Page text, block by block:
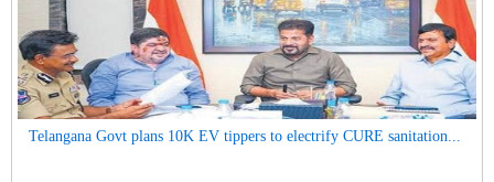
Telangana Govt plans 10K EV tippers to electrify CURE sanitation...